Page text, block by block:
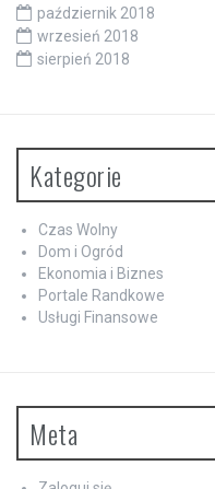
październik 2018
wrzesień 2018
sierpień 2018
Kategorie
Czas Wolny
Dom i Ogród
Ekonomia i Biznes
Portale Randkowe
Usługi Finansowe
Meta